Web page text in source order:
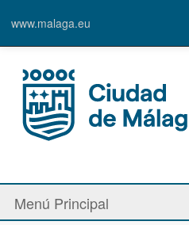
www.malaga.eu
Menú Principal